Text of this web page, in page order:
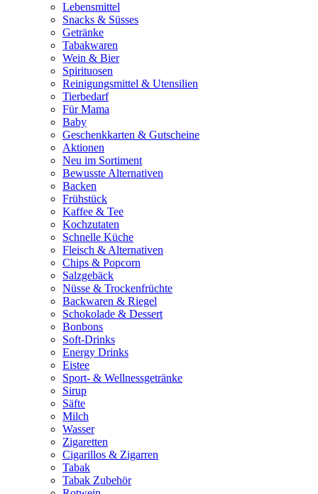
Lebensmittel
Snacks & Süsses
Getränke
Tabakwaren
Wein & Bier
Spirituosen
Reinigungsmittel & Utensilien
Tierbedarf
Für Mama
Baby
Geschenkkarten & Gutscheine
Aktionen
Neu im Sortiment
Bewusste Alternativen
Backen
Frühstück
Kaffee & Tee
Kochzutaten
Schnelle Küche
Fleisch & Alternativen
Chips & Popcorn
Salzgebäck
Nüsse & Trockenfrüchte
Backwaren & Riegel
Schokolade & Dessert
Bonbons
Soft-Drinks
Energy Drinks
Eistee
Sport- & Wellnessgetränke
Sirup
Säfte
Milch
Wasser
Zigaretten
Cigarillos & Zigarren
Tabak
Tabak Zubehör